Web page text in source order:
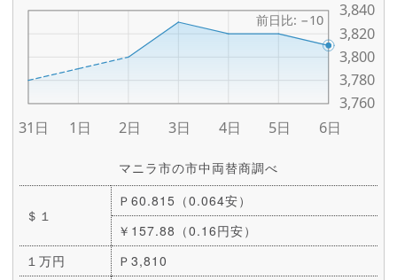
マニラ市の市中両替商調べ
＄１
Ｐ60.815（0.064安）
￥157.88（0.16円安）
１万円
Ｐ3,810